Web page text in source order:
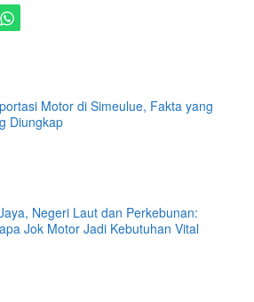
Motor di Simeulue, Fakta yang
Diungkap
Negeri Laut dan Perkebunan:
Jok Motor Jadi Kebutuhan Vital